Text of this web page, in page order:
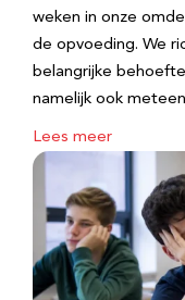
weken in onze
de opvoeding. We
belangrijke
namelijk ook
Lees meer